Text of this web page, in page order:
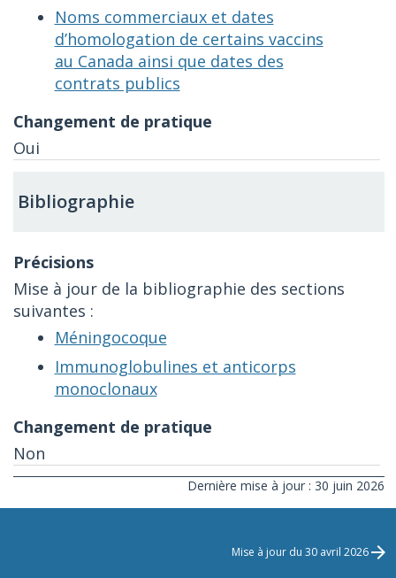
Noms commerciaux et dates
d’homologation de certains vaccins
au Canada ainsi que dates des
contrats publics
Oui
Bibliographie
Mise à jour de la bibliographie des sections
suivantes :
Méningocoque
Immunoglobulines et anticorps
monoclonaux
Non
Dernière mise à jour : 30 juin 2026
Mise à jour du 30 avril 2026